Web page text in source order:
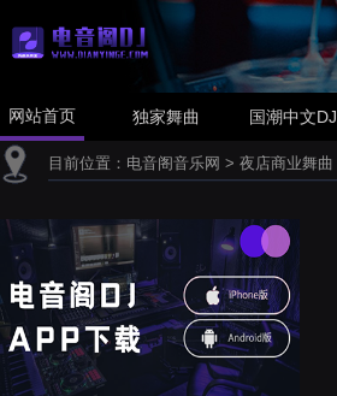
网站首页 独家舞曲 国潮中文DJ
目前位置： 电音阁音乐网 > 夜店商业舞曲